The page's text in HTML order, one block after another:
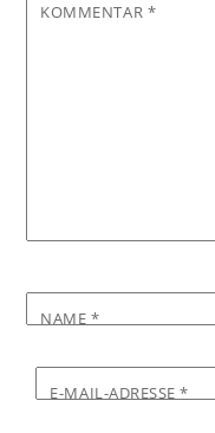
KOMMENTAR *
NAME *
E-MAIL-ADRESSE*